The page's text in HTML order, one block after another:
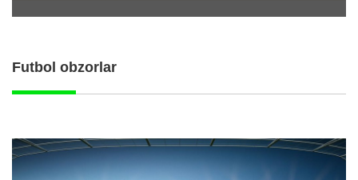
Futbol obzorlar